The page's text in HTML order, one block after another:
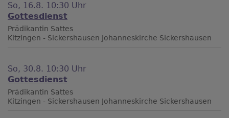
So, 16.8. 10:30 Uhr
Gottesdienst
Prädikantin Sattes
Kitzingen - Sickershausen Johanneskirche Sickershausen
So, 30.8. 10:30 Uhr
Gottesdienst
Prädikantin Sattes
Kitzingen - Sickershausen Johanneskirche Sickershausen